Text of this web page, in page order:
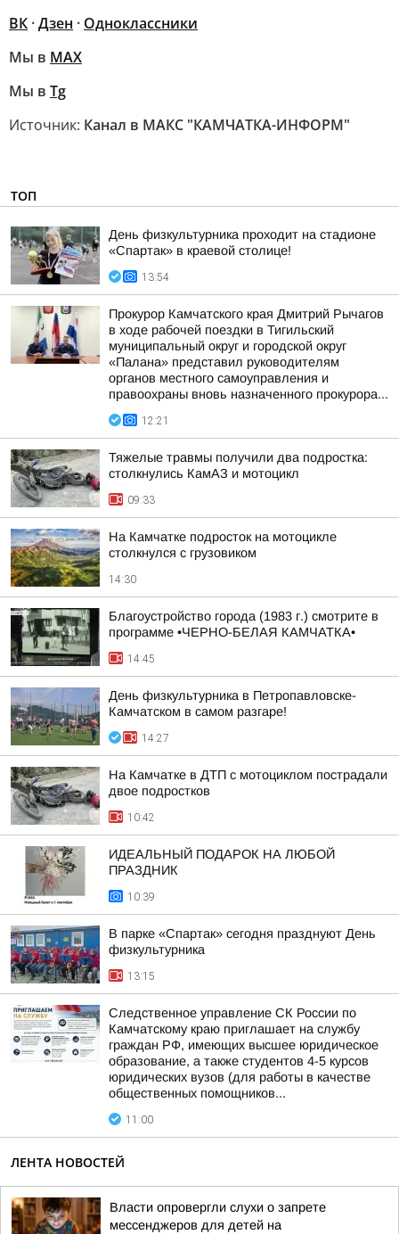
ВК ·Дзен · Одноклассники
Мы в МАХ
Мы в Tg
Источник: Канал в МАКС "КАМЧАТКА-ИНФОРМ"
ТОП
День физкультурника проходит на стадионе
«Спартак» в краевой столице!
13:54
Прокурор Камчатского края Дмитрий Рычагов
в ходе рабочей поездки в Тигильский
муниципальный округ и городской округ
«Палана» представил руководителям
органов местного самоуправления и
правоохраны вновь назначенного прокурора...
12:21
Тяжелые травмы получили два подростка:
столкнулись КамАЗ и мотоцикл
09:33
На Камчатке подросток на мотоцикле
столкнулся с грузовиком
14:30
Благоустройство города (1983 г.) смотрите в
программе •ЧЕРНО-БЕЛАЯ КАМЧАТКА•
14:45
День физкультурника в Петропавловске-
Камчатском в самом разгаре!
14:27
На Камчатке в ДТП с мотоциклом пострадали
двое подростков
10:42
ИДЕАЛЬНЫЙ ПОДАРОК НА ЛЮБОЙ
ПРАЗДНИК
10:39
В парке «Спартак» сегодня празднуют День
физкультурника
13:15
Следственное управление СК России по
Камчатскому краю приглашает на службу
граждан РФ, имеющих высшее юридическое
образование, а также студентов 4-5 курсов
юридических вузов (для работы в качестве
общественных помощников...
11:00
ЛЕНТА НОВОСТЕЙ
Власти опровергли слухи о запрете
мессенджеров для детей на